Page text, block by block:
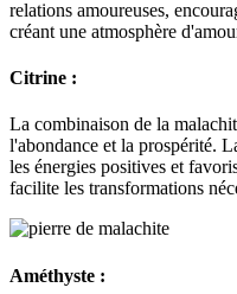
relations amoureuses,
créant une atmosphère
Citrine :
La combinaison de la
l'abondance et la prospérité.
les énergies positives et
facilite les transformations
Améthyste :